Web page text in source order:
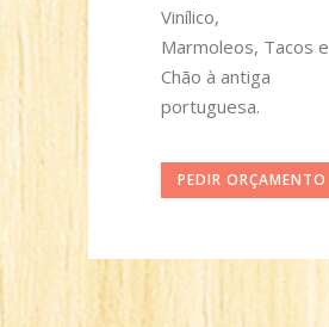
Vinílico,
Marmoleos, Tacos e
Chão à antiga
portuguesa.
PEDIR ORÇAMENTO